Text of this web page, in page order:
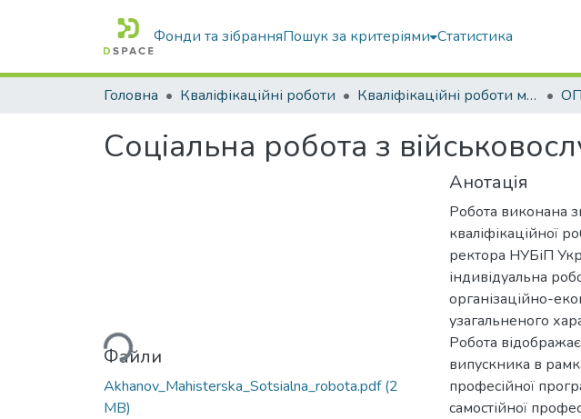
Фонди та зібранняПошук за критеріями Статистика
Головна Кваліфікаційні роботи Кваліфікаційні роботи магістрів
Соціальна робота з
Вантажиться...
Файли
Akhanov_Mahisterska_Sotsialna_robota.pdf(2
MB)
Анотація
Робота виконана
кваліфікаційної
ректора НУБіП
індивідуальна
організаційно-
узагальненого
Робота
випускника в
професійної
самостійної